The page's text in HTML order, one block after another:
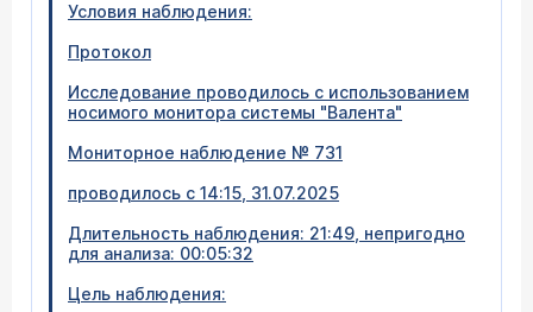
Условия наблюдения:
Протокол
Исследование проводилось с использованием
носимого монитора системы "Валента"
Мониторное наблюдение № 731
проводилось с 14:15, 31.07.2025
Длительность наблюдения: 21:49, непригодно
для анализа: 00:05:32
Цель наблюдения: